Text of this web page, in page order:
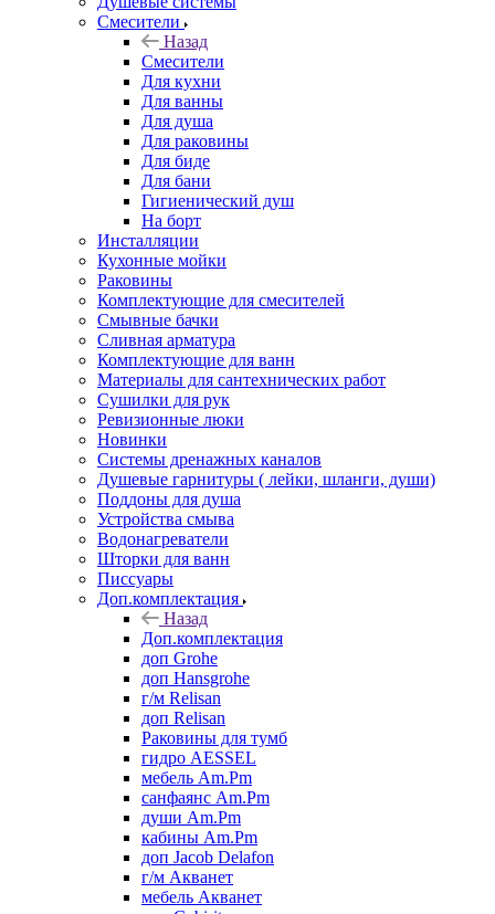
Смесители
Назад
Смесители
Для кухни
Для ванны
Для душа
Для раковины
Для биде
Для бани
Гигиенический душ
На борт
Инсталляции
Кухонные мойки
Раковины
Комплектующие для смесителей
Смывные бачки
Сливная арматура
Комплектующие для ванн
Материалы для сантехнических работ
Сушилки для рук
Ревизионные люки
Новинки
Системы дренажных каналов
Душевые гарнитуры ( лейки, шланги, души)
Поддоны для душа
Устройства смыва
Водонагреватели
Шторки для ванн
Писсуары
Доп.комплектация
Назад
Доп.комплектация
доп Grohe
доп Hansgrohe
г/м Relisan
доп Relisan
Раковины для тумб
гидро AESSEL
мебель Am.Pm
санфаянс Am.Pm
души Am.Pm
кабины Am.Pm
доп Jacob Delafon
г/м Акванет
мебель Акванет